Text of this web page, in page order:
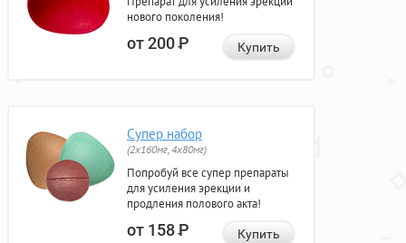
нового поколения!
от 200Р Купить
Супер набор
(2х160мг, 4х80мг)
Попробуй все супер препараты
для усиления эрекции и
продления полового акта!
от 158Р Купить